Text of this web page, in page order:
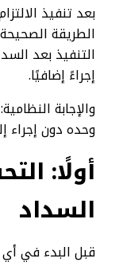
بعد تنفيذ
الطريقة
التنفيذ بعد
إجراءً إضافيًا.
والإجابة
وحده دون إجراء
أولًا:
السداد
قبل البدء في أي